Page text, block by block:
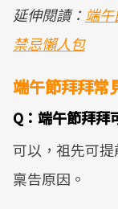
延伸閱讀：端
禁忌懶人包
端午節拜拜常
Q：端午節拜拜
可以，祖先可
稟告原因。